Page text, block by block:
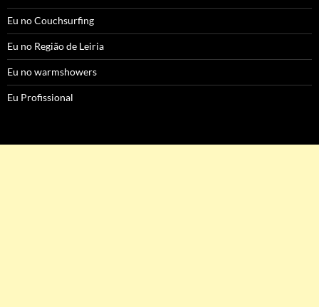
Eu no Couchsurfing
Eu no Região de Leiria
Eu no warmshowers
Eu Profissional